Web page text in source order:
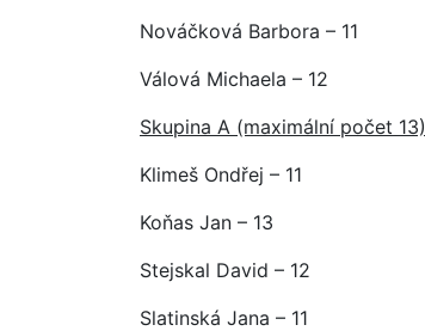
Nováčková Barbora – 11
Válová Michaela – 12
Skupina A (maximální počet 13)
Klimeš Ondřej – 11
Koňas Jan – 13
Stejskal David – 12
Slatinská Jana – 11